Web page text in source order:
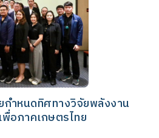
กำหนดทิศทางวิจัยพลังงาน
อภาคเกษตรไทย